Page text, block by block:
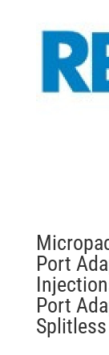
Port
Port